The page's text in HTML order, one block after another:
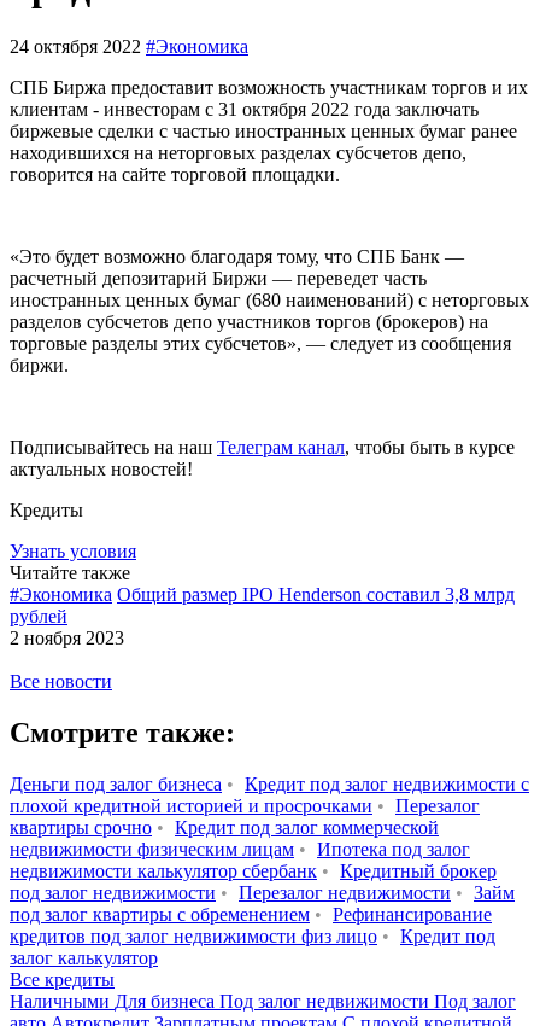
24 октября 2022 #Экономика
СПБ Биржа предоставит возможность участникам торгов и их
клиентам - инвесторам с 31 октября 2022 года заключать
биржевые сделки с частью иностранных ценных бумаг ранее
находившихся на неторговых разделах субсчетов депо,
говорится на сайте торговой площадки.
«Это будет возможно благодаря тому, что СПБ Банк —
расчетный депозитарий Биржи — переведет часть
иностранных ценных бумаг (680 наименований) с неторговых
разделов субсчетов депо участников торгов (брокеров) на
торговые разделы этих субсчетов», — следует из сообщения
биржи.
Подписывайтесь на наш Телеграм канал, чтобы быть в курсе
актуальных новостей!
Кредиты
Узнать условия
Читайте также
#Экономика Общий размер IPO Henderson составил 3,8 млрд
рублей
2 ноября 2023
Все новости
Смотрите также:
Деньги под залог бизнеса • Кредит под залог недвижимости с
плохой кредитной историей и просрочками • Перезалог
квартиры срочно • Кредит под залог коммерческой
недвижимости физическим лицам • Ипотека под залог
недвижимости калькулятор сбербанк • Кредитный брокер
под залог недвижимости • Перезалог недвижимости • Займ
под залог квартиры с обременением • Рефинансирование
кредитов под залог недвижимости физ лицо • Кредит под
залог калькулятор
Все кредиты
Наличными Для бизнеса Под залог недвижимости Под залог